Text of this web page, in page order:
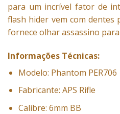
para um incrível fator de
flash hider vem com dentes
fornece olhar assassino
Informações Técnicas:
Modelo: Phantom PER706
Fabricante: APS Rifle
Calibre: 6mm BB